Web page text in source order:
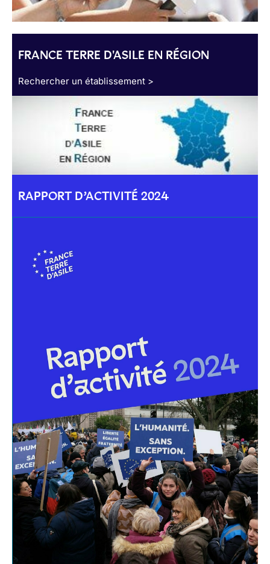
FRANCE TERRE D'ASILE EN RÉGION
Rechercher un établissement >
RAPPORT D’ACTIVITÉ 2024